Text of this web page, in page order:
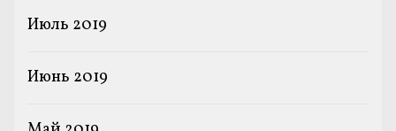
Июль 2019
Июнь 2019